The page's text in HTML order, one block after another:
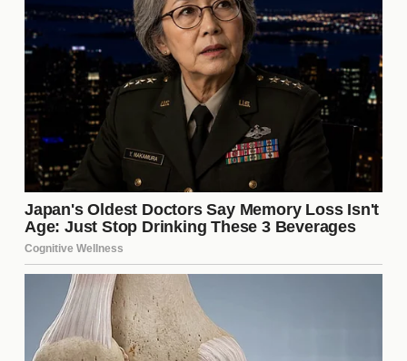
Analistas deportivos y expertos en fútbol han
expresado opiniones diversas sobre este posible
intercambio. Algunos consideran que es una jugada
arriesgada, mientras que otros creen que puede ser
un movimiento estratégico inteligente. La clave
radica en cómo se gestionen los nuevos fichajes y
cómo se adapten al estilo de juego de cada equipo.
Las opiniones varían, pero todos coinciden en que
este intercambio podría ser un punto de inflexión en
la temporada.
Reacciones de los Aficionados
Las redes sociales han estallado con reacciones de
los aficionados ante la noticia del intercambio.